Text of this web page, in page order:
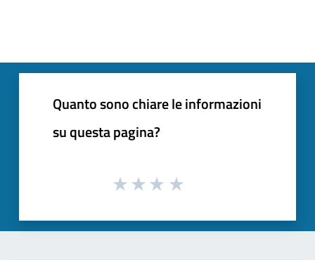
Quanto sono chiare le informazioni
su questa pagina?